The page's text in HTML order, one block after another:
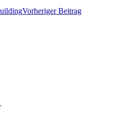
Vorheriger Beitrag